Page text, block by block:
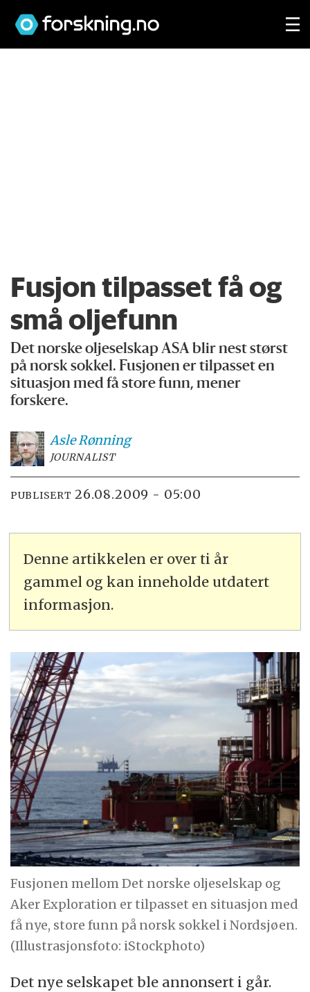
Fusjon tilpasset få og
små oljefunn
Det norske oljeselskap ASA blir nest størst
på norsk sokkel. Fusjonen er tilpasset en
situasjon med få store funn, mener
forskere.
AsleRønning
JOURNALIST
PUBLISERT 26.08.2009 - 05:00
Denne artikkelen er over ti år
gammel og kan inneholde utdatert
informasjon.
Fusjonen mellom Det norske oljeselskap og
Aker Exploration er tilpasset en situasjon med
få nye, store funn på norsk sokkel i Nordsjøen.
(Illustrasjonsfoto: iStockphoto)
Det nye selskapet ble annonsert i går.